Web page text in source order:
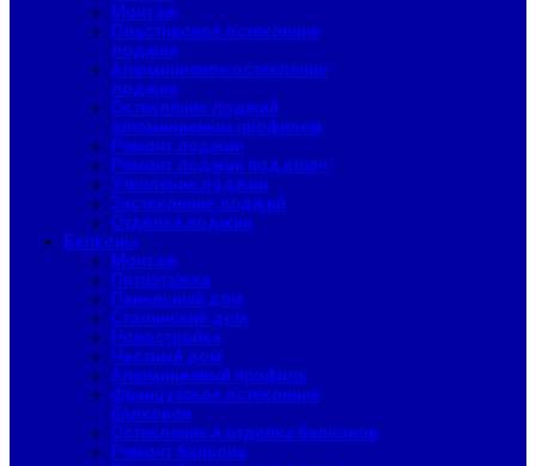
Монтаж
Пластиковое остекление
лоджии
Алюминиевое остекление
лоджии
Остекление лоджий
алюминиевым профилем
Ремонт лоджии
Ремонт лоджии под ключ
Утепление лоджии
Застекление лоджий
Отделка лоджии
Балконы
Монтаж
Пятиэтажка
Панельный дом
Сталинский дом
Новостройка
Частный дом
Алюминиевый профиль
Французское остекление
балконов
Остекление и отделка балконов
Ремонт балкона